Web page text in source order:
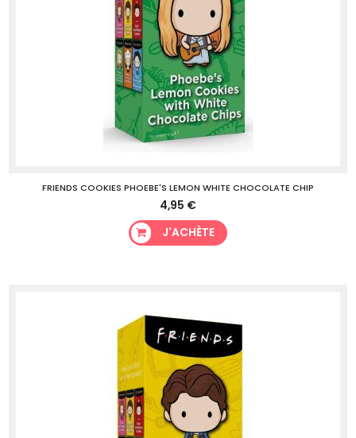
FRIENDS COOKIES PHOEBE'S LEMON WHITE CHOCOLATE CHIP
4,95 €
J'ACHÈTE